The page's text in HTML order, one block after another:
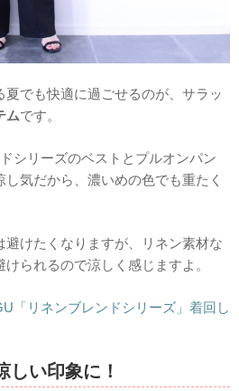
でも快適に過ごせるのが、サラッ
ムです。
シリーズのベストとプルオンパン
気だから、濃いめの色でも重たく
けたくなりますが、リネン素材な
られるので涼しく感じますよ。
「リネンブレンドシリーズ」着回し
しい印象に！